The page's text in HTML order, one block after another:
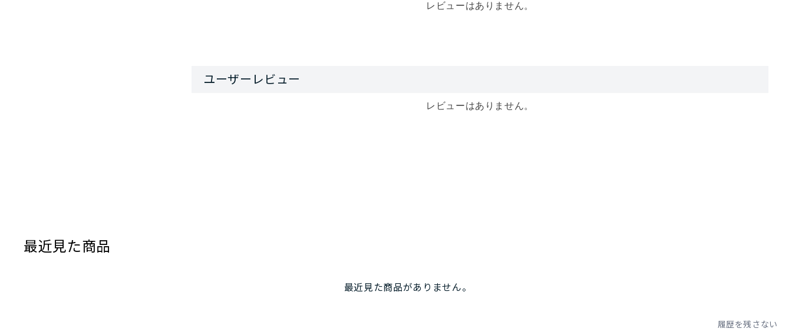
レビューはありません。
レビューはありません。
最近見た商品
最近見た商品がありません。
履歴を残さない